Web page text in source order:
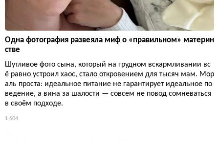
Одна фотография развеяла миф о «правильном» материн
стве
Шутливое фото сына, который на грудном вскармливании вс
ё равно устроил хаос, стало откровением для тысяч мам. Мор
аль проста: идеальное питание не гарантирует идеальное по
ведение, а вина за шалости — совсем не повод сомневаться
в своём подходе.
1 604